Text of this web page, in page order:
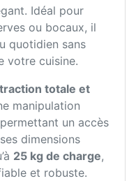
Idéal pour
ou bocaux, il
quotidien sans
votre cuisine.
totale et
manipulation
un accès
dimensions
25 kg de charge,
et robuste.